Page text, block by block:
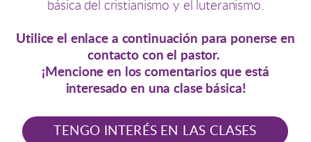
básica del cristianismo y el luteranismo.
Utilice el enlace a continuación para ponerse en
contacto con el pastor.
¡Mencione en los comentarios que está
interesado en una clase básica!
TENGO INTERÉS EN LAS CLASES